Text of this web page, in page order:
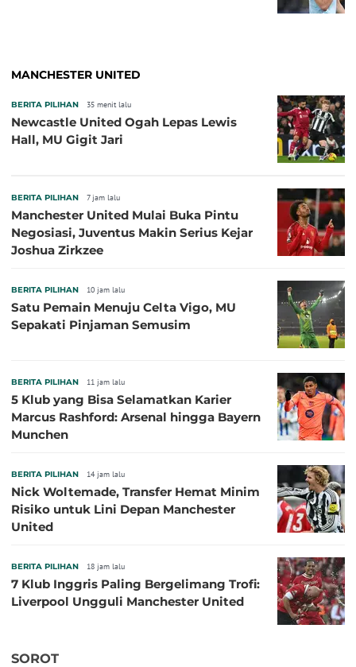
MANCHESTER UNITED
BERITA PILIHAN 35 menit lalu
Newcastle United Ogah Lepas Lewis
Hall, MU Gigit Jari
BERITA PILIHAN 7 jam lalu
Manchester United Mulai Buka Pintu
Negosiasi, Juventus Makin Serius Kejar
Joshua Zirkzee
BERITA PILIHAN 10 jam lalu
Satu Pemain Menuju Celta Vigo, MU
Sepakati Pinjaman Semusim
BERITA PILIHAN 11 jam lalu
5 Klub yang Bisa Selamatkan Karier
Marcus Rashford: Arsenal hingga Bayern
Munchen
BERITA PILIHAN 14 jam lalu
Nick Woltemade, Transfer Hemat Minim
Risiko untuk Lini Depan Manchester
United
BERITA PILIHAN 18 jam lalu
7 Klub Inggris Paling Bergelimang Trofi:
Liverpool Ungguli Manchester United
SOROT